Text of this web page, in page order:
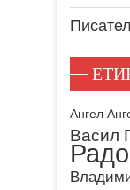
Ангел
Васил